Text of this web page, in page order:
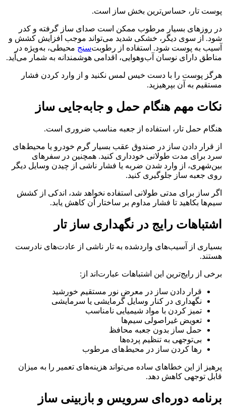
پوست تار، حساس‌ترین بخش ساز است.
در روزهای بسیار مرطوب ممکن است صدای ساز گرفته و کدر
شود. از سوی دیگر، خشکی شدید می‌تواند موجب افزایش کشش و
آسیب به پوست شود. استفاده از رطوبت‌سنج محیطی، به‌ویژه در
مناطق دارای نوسان آب‌وهوایی، اقدامی هوشمندانه به شمار می‌آید.
هرگز پوست را با دست خیس لمس نکنید و از وارد کردن فشار
مستقیم به آن بپرهیزید.
نکات مهم هنگام حمل و جابه‌جایی ساز
هنگام حمل تار، استفاده از جعبه مناسب ضروری است.
از قرار دادن ساز در صندوق عقب بسیار گرم خودرو یا محیط‌های
سرد برای مدت طولانی خودداری کنید. همچنین در سفرهای
بین‌شهری، از وارد شدن ضربه یا فشار ناشی از چیدن وسایل دیگر
روی جعبه ساز جلوگیری کنید.
اگر ساز برای مدتی طولانی استفاده نخواهد شد، اندکی از کشش
سیم‌ها بکاهید تا فشار مداوم بر ساختار آن کاهش یابد.
اشتباهات رایج در نگهداری ساز تار
بسیاری از آسیب‌های واردشده به تار ناشی از عادت‌های نادرست
هستند.
برخی از رایج‌ترین این اشتباهات عبارت‌اند از:
قرار دادن ساز در معرض نور مستقیم خورشید
نگهداری در کنار وسایل گرمایشی یا سرمایشی
تمیز کردن با مواد شیمیایی نامناسب
تعویض غیراصولی سیم‌ها
حمل ساز بدون جعبه محافظ
بی‌توجهی به تنظیم پرده‌ها
رها کردن ساز در محیط‌های مرطوب
پرهیز از این خطاهای ساده می‌تواند هزینه‌های تعمیر را به میزان
قابل توجهی کاهش دهد.
برنامه دوره‌ای سرویس و بازبینی ساز